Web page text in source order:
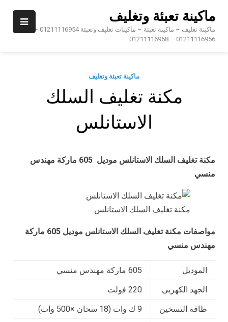
content
ماكينة تعبئة وتغليف
ماكينة تغليف – ماكينة تعبئة – ماكينات تغليف وتعبئة 01211116954 –
01211116956 – 01211116958
ماكينة تعبئة وتغليف
مكنة تغليف السلك
الاستانلس
مكنة تغليف السلك الاستانلس موديل 605 ماركة مهندس
منسي
مكنة تغليف السلك الاستانلس
مواصفات مكنة تغليف السلك الاستانلس
موديل 605 ماركة
مهندس منسي
الموديل
605 ماركة مهندس منسي
الجهد الكهربي
220 فولت
طاقة التسخين
9 ك وات (18 سخان ×500 وات)